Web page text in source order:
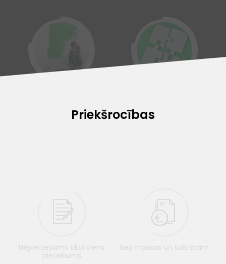
Priekšrocības
Nepieciešams tikai viens
pieteikums
Bez maksas un saistībām